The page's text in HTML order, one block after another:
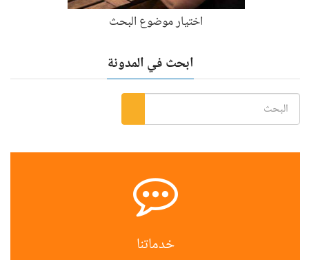
اختيار موضوع البحث
ابحث في المدونة
خدماتنا